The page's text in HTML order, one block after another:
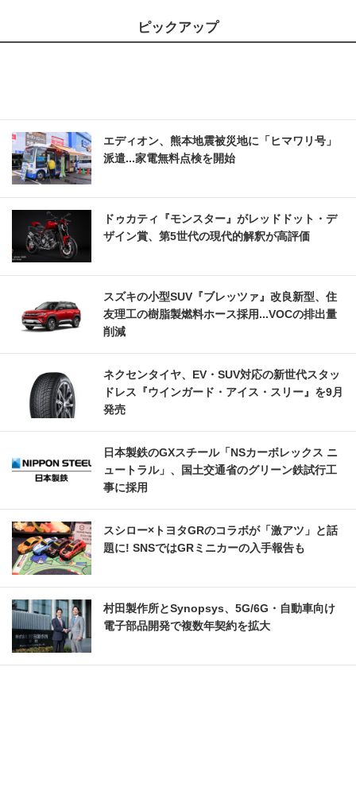
ピックアップ
エディオン、熊本地震被災地に「ヒマワリ号」
派遣...家電無料点検を開始
ドゥカティ『モンスター』がレッドドット・デ
ザイン賞、第5世代の現代的解釈が高評価
スズキの小型SUV『ブレッツァ』改良新型、住
友理工の樹脂製燃料ホース採用...VOCの排出量
削減
ネクセンタイヤ、EV・SUV対応の新世代スタッ
ドレス『ウインガード・アイス・スリー』を9月
発売
日本製鉄のGXスチール「NSカーボレックス ニ
ュートラル」、国土交通省のグリーン鉄試行工
事に採用
スシロー×トヨタGRのコラボが「激アツ」と話
題に! SNSではGRミニカーの入手報告も
村田製作所とSynopsys、5G/6G・自動車向け
電子部品開発で複数年契約を拡大